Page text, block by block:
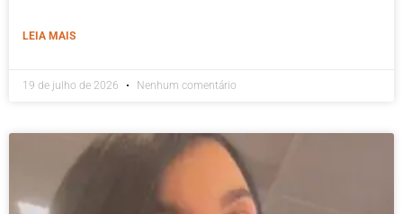
LEIA MAIS
19 de julho de 2026 Nenhum comentário